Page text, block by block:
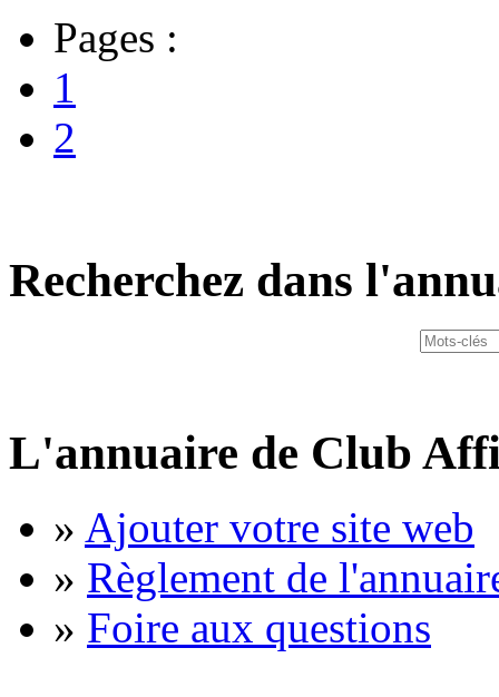
Pages :
1
2
Recherchez dans
L'annuaire de Club
» Ajouter votre site web
» Règlement de
» Foire aux questions